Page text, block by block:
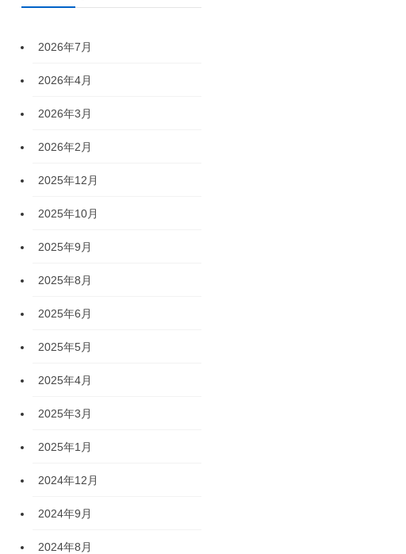
2026年7月
2026年4月
2026年3月
2026年2月
2025年12月
2025年10月
2025年9月
2025年8月
2025年6月
2025年5月
2025年4月
2025年3月
2025年1月
2024年12月
2024年9月
2024年8月